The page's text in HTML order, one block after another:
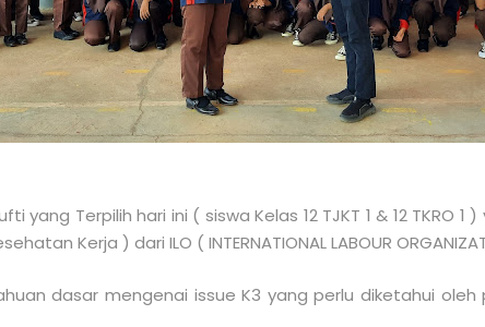
yang Terpilih hari ini ( siswa Kelas 12 TJKT 1 & 12 TKRO
Kerja ) dari ILO ( INTERNATIONAL LABOUR
dasar mengenai issue K3 yang perlu diketahui oleh